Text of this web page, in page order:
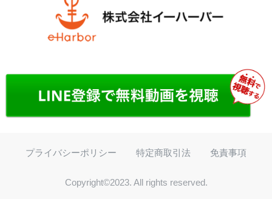
プライバシーポリシー 特定商取引法 免責事項
Copyright©2023. All rights reserved.